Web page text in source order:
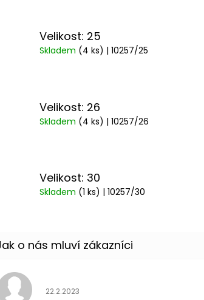
Velikost: 25
Skladem (4 ks) | 10257/25
Velikost: 26
Skladem (4 ks) | 10257/26
Velikost: 30
Skladem (1 ks) | 10257/30
Hodnocení obchodu je 5 z 5 hvězdiček.
22.2.2023